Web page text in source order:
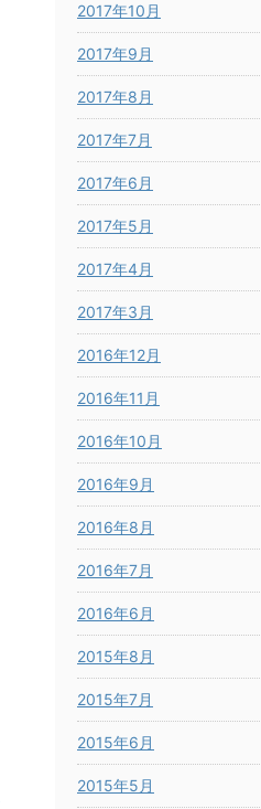
2017年10月
2017年9月
2017年8月
2017年7月
2017年6月
2017年5月
2017年4月
2017年3月
2016年12月
2016年11月
2016年10月
2016年9月
2016年8月
2016年7月
2016年6月
2015年8月
2015年7月
2015年6月
2015年5月